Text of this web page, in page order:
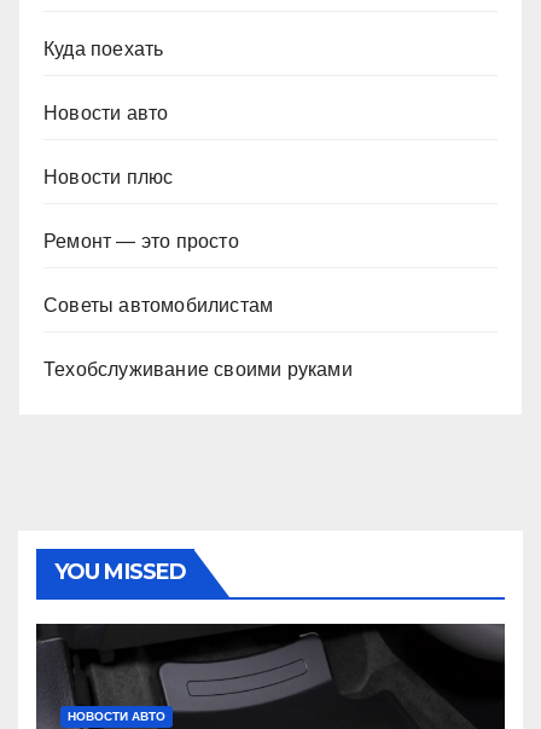
Куда поехать
Новости авто
Новости плюс
Ремонт — это просто
Советы автомобилистам
Техобслуживание своими руками
YOU MISSED
НОВОСТИ АВТО